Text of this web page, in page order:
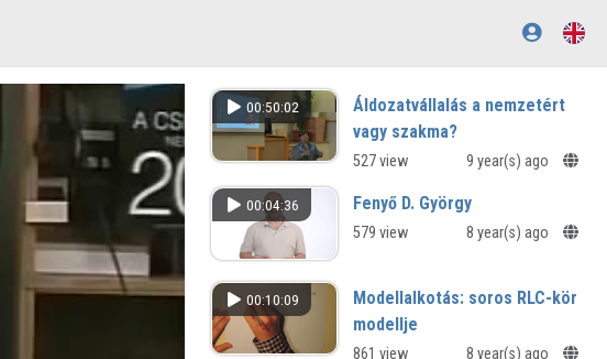
00:50:02
Áldozatvállalás a nemzetért
vagy szakma?
527 view 9 year(s) ago
00:04:36 Fenyő D. György
579 view 8 year(s) ago
00:10:09
Modellalkotás: soros RLC-kör
modellje
861 view 8 year(s) ago